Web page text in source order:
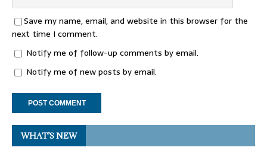
Save my name, email, and website in this browser for the
next time I comment.
Notify me of follow-up comments by email.
Notify me of new posts by email.
WHAT’S NEW